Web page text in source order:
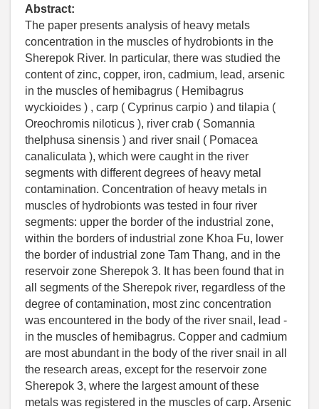
Abstract:
The paper presents analysis of heavy metals
concentration in the muscles of hydrobionts in the
Sherepok River. In particular, there was studied the
content of zinc, copper, iron, cadmium, lead, arsenic
in the muscles of hemibagrus ( Hemibagrus
wyckioides ) , carp ( Cyprinus carpio ) and tilapia (
Oreochromis niloticus ), river crab ( Somannia
thelphusa sinensis ) and river snail ( Pomacea
canaliculata ), which were caught in the river
segments with different degrees of heavy metal
contamination. Concentration of heavy metals in
muscles of hydrobionts was tested in four river
segments: upper the border of the industrial zone,
within the borders of industrial zone Khoa Fu, lower
the border of industrial zone Tam Thang, and in the
reservoir zone Sherepok 3. It has been found that in
all segments of the Sherepok river, regardless of the
degree of contamination, most zinc concentration
was encountered in the body of the river snail, lead -
in the muscles of hemibagrus. Copper and cadmium
are most abundant in the body of the river snail in all
the research areas, except for the reservoir zone
Sherepok 3, where the largest amount of these
metals was registered in the muscles of carp. Arsenic